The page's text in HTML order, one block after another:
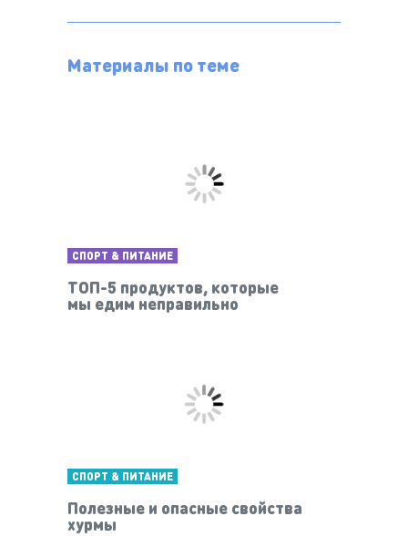
Материалы по теме
СПОРТ & ПИТАНИЕ
ТОП-5 продуктов, которые
мы едим неправильно
СПОРТ & ПИТАНИЕ
Полезные и опасные свойства
хурмы